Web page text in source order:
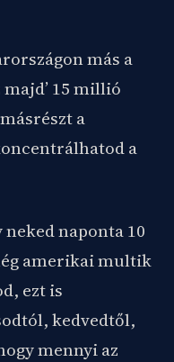
más a
15 millió
a
a
naponta 10
amerikai multik
ezt is
kedvedtől,
mennyi az